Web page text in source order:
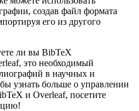
создав файл формата
его из другого
ли вы BibTeX
это необходимый
в научных и
узнать больше о управлении
и Overleaf, посетите